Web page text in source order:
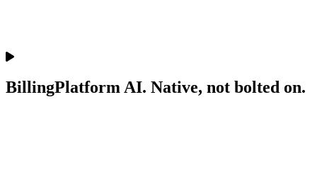
BillingPlatform AI. Native, not bolted on.